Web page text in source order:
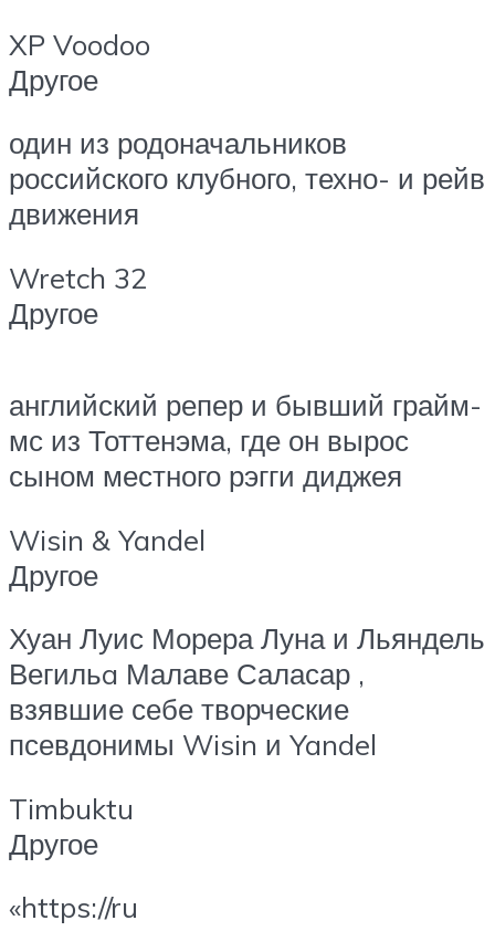
XP Voodoo
Другое
один из родоначальников
российского клубного, техно- и рейв
движения
Wretch 32
Другое
английский репер и бывший грайм-
мс из Тоттенэма, где он вырос
сыном местного рэгги диджея
Wisin & Yandel
Другое
Хуан Луис Морера Луна и Льяндель
Вегильa Малаве Саласар ,
взявшие себе творческие
псевдонимы Wisin и Yandel
Timbuktu
Другое
«https://ru